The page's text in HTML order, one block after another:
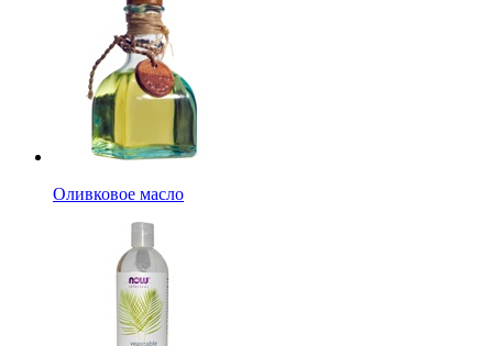
Оливковое масло